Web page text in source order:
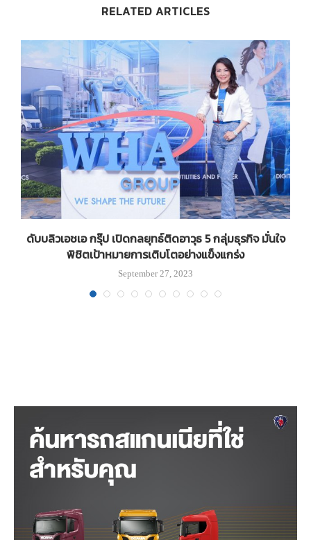
RELATED ARTICLES
ดับบลิวเอชเอ กรุ๊ป เปิดกลยุทธ์ติดอาวุธ 5 กลุ่มธุรกิจ มั่นใจ
พิชิตเป้าหมายการเติบโตอย่างแข็งแกร่ง
September 27, 2023